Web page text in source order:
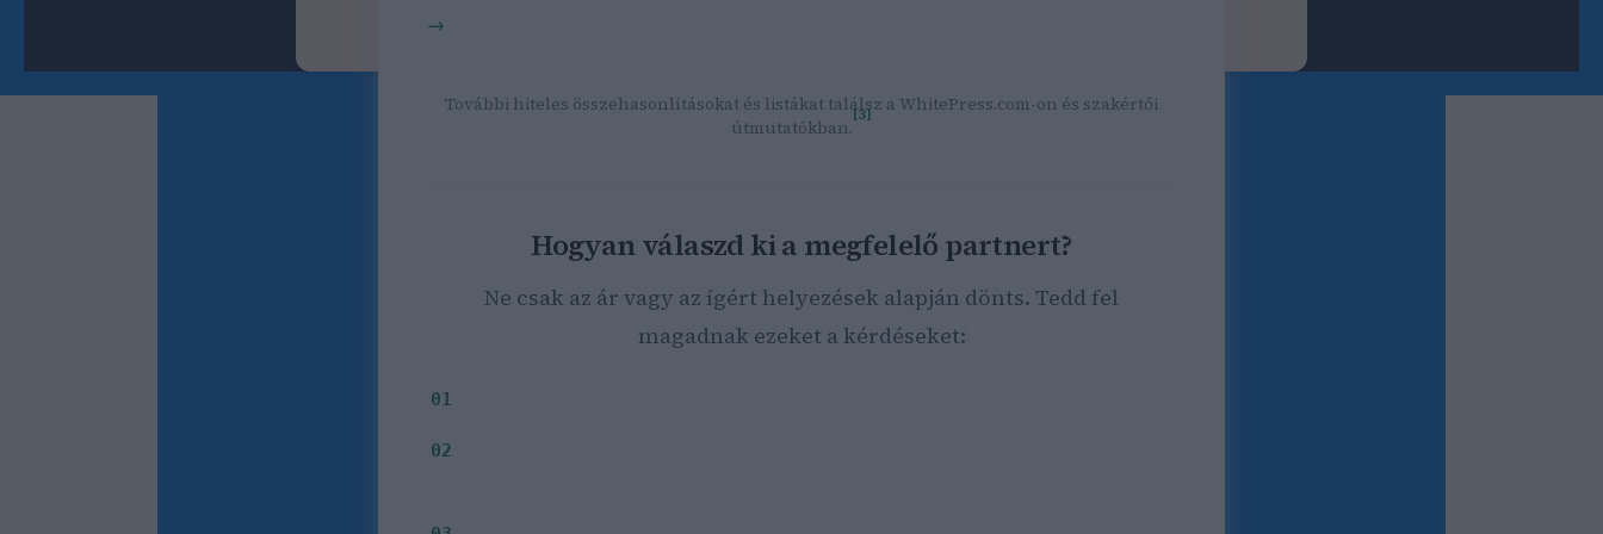
SEO keresőoptimalizálás kisokos – Marketing ügynökség Budapest
További hiteles összehasonlításokat és listákat találsz a WhitePress.com-on és szakértői
útmutatókban.
[3]
Hogyan válaszd ki a megfelelő partnert?
Ne csak az ár vagy az ígért helyezések alapján dönts. Tedd fel
magadnak ezeket a kérdéseket:
01
02